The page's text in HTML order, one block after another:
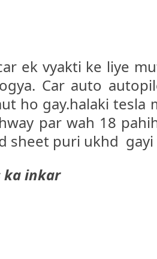
ek vyakti ke liye
Car auto
ho gay.halaki tesla
par wah 18
sheet puri ukhd
ka inkar